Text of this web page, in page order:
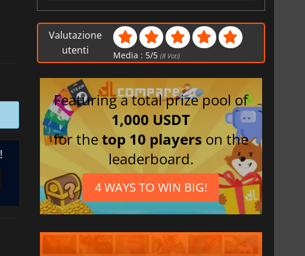
Valutazione
utenti
Media : 5/5 (8 Voti)
Featuring a total prize pool of
1,000 USDT
for thetop 10 players on the
leaderboard.
4 WAYS TO WIN BIG!